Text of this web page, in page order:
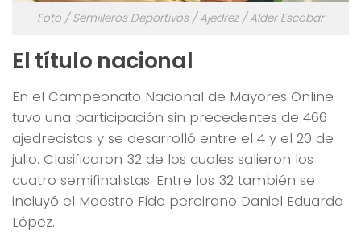
Foto / Semilleros Deportivos / Ajedrez / Alder Escobar
El título nacional
En el Campeonato Nacional de Mayores Online
tuvo una participación sin precedentes de 466
ajedrecistas y se desarrolló entre el 4 y el 20 de
julio. Clasificaron 32 de los cuales salieron los
cuatro semifinalistas. Entre los 32 también se
incluyó el Maestro Fide pereirano Daniel Eduardo
López.